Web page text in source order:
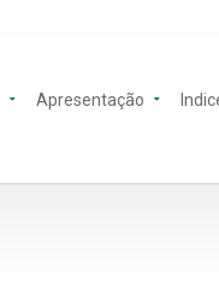
Apresentação